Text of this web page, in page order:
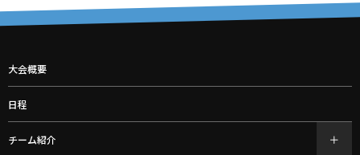
大会概要
日程
チーム紹介